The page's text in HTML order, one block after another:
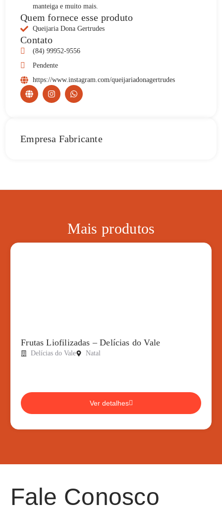
manteiga e muito mais.
Quem fornece esse produto
Queijaria Dona Gertrudes
Contato
(84) 99952-9556
Pendente
https://www.instagram.com/queijariadonagertrudes
Empresa Fabricante
Mais produtos
Frutas Liofilizadas – Delícias do Vale
Delícias do Vale Natal
Ver detalhes
Fale Conosco